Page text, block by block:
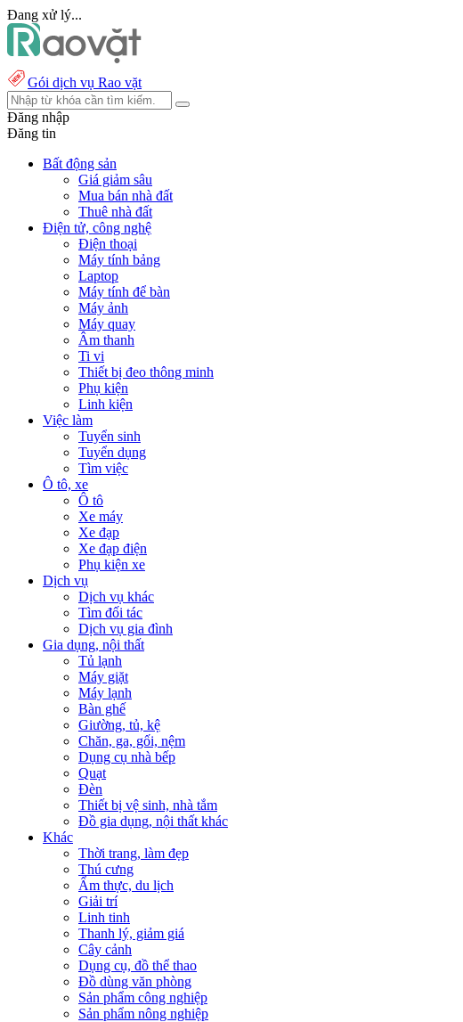
Đang xử lý...
Gói dịch vụ Rao vặt
Đăng nhập
Đăng tin
Bất động sản
Giá giảm sâu
Mua bán nhà đất
Thuê nhà đất
Điện tử, công nghệ
Điện thoại
Máy tính bảng
Laptop
Máy tính để bàn
Máy ảnh
Máy quay
Âm thanh
Ti vi
Thiết bị đeo thông minh
Phụ kiện
Linh kiện
Việc làm
Tuyển sinh
Tuyển dụng
Tìm việc
Ô tô, xe
Ô tô
Xe máy
Xe đạp
Xe đạp điện
Phụ kiện xe
Dịch vụ
Dịch vụ khác
Tìm đối tác
Dịch vụ gia đình
Gia dụng, nội thất
Tủ lạnh
Máy giặt
Máy lạnh
Bàn ghế
Giường, tủ, kệ
Chăn, ga, gối, nệm
Dụng cụ nhà bếp
Quạt
Đèn
Thiết bị vệ sinh, nhà tắm
Đồ gia dụng, nội thất khác
Khác
Thời trang, làm đẹp
Thú cưng
Ẩm thực, du lịch
Giải trí
Linh tinh
Thanh lý, giảm giá
Cây cảnh
Dụng cụ, đồ thể thao
Đồ dùng văn phòng
Sản phẩm công nghiệp
Sản phẩm nông nghiệp